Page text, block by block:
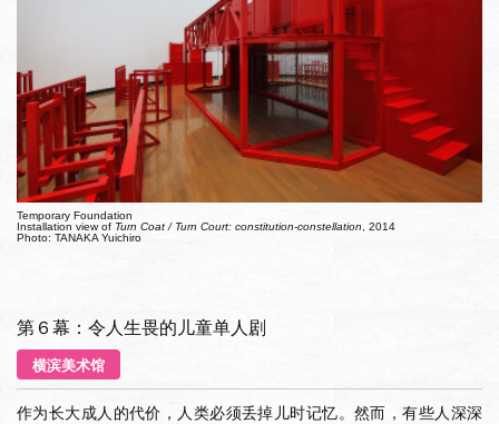
Temporary Foundation
Installation view of Turn Coat / Turn Court: constitution-constellation , 2014
Photo: TANAKA Yuichiro
第６幕：令人生畏的儿童单人剧
横滨美术馆
作为长大成人的代价，人类必须丢掉儿时记忆。然而，有些人深深